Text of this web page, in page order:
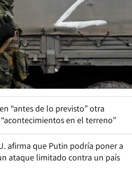
“antes de lo previsto” otra
en el terreno”
afirma que Putin podría poner a
ataque limitado contra un país